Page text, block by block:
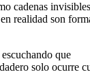
cadenas
realidad son
que
solo ocurre